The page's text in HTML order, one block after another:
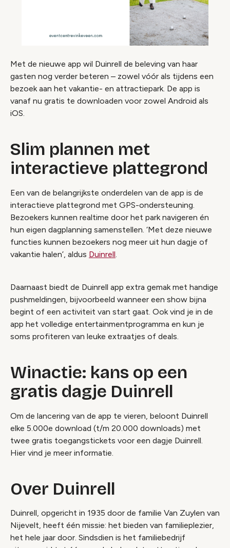
Met de nieuwe app wil Duinrell de beleving van haar
gasten nog verder beteren – zowel vóór als tijdens een
bezoek aan het vakantie- en attractiepark. De app is
vanaf nu gratis te downloaden voor zowel Android als
iOS.
Slim plannen met
interactieve plattegrond
Een van de belangrijkste onderdelen van de app is de
interactieve plattegrond met GPS-ondersteuning.
Bezoekers kunnen realtime door het park navigeren én
hun eigen dagplanning samenstellen. ‘Met deze nieuwe
functies kunnen bezoekers nog meer uit hun dagje of
vakantie halen’, aldus Duinrell
Daarnaast biedt de Duinrell app extra gemak met handige
pushmeldingen, bijvoorbeeld wanneer een show bijna
begint of een activiteit van start gaat. Ook vind je in de
app het volledige entertainmentprogramma en kun je
soms profiteren van leuke extraatjes of deals.
Winactie: kans op een
gratis dagje Duinrell
Om de lancering van de app te vieren, beloont Duinrell
elke 5.000e download (t/m 20.000 downloads) met
twee gratis toegangstickets voor een dagje Duinrell.
Hier vind je meer informatie.
Over Duinrell
Duinrell, opgericht in 1935 door de familie Van Zuylen van
Nijevelt, heeft één missie: het bieden van familieplezier,
het hele jaar door. Sindsdien is het familiebedrijf